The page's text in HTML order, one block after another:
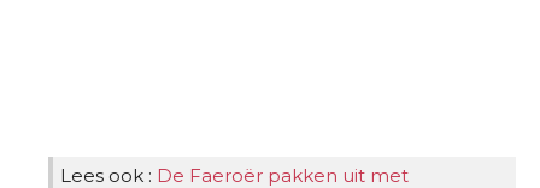
Lees ook : De Faeroër pakken uit met